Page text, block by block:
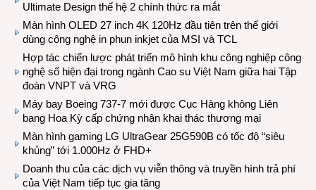
Ultimate Design thế hệ 2 chính thức ra mắt
Màn hình OLED 27 inch 4K 120Hz đầu tiên trên thế giới
dùng công nghệ in phun inkjet của MSI và TCL
Hợp tác chiến lược phát triển mô hình khu công nghiệp công
nghệ số hiện đại trong ngành Cao su Việt Nam giữa hai Tập
đoàn VNPT và VRG
Máy bay Boeing 737-7 mới được Cục Hàng không Liên
bang Hoa Kỳ cấp chứng nhận khai thác thương mại
Màn hình gaming LG UltraGear 25G590B có tốc độ “siêu
khủng” tới 1.000Hz ở FHD+
Doanh thu của các dịch vụ viễn thông và truyền hình trả phí
của Việt Nam tiếp tục gia tăng